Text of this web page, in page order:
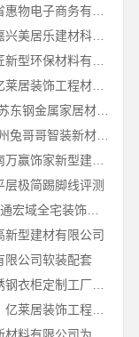
新房装修匠心施工收费多少，嘉兴美居乐建材科技有限公司
无锡旧房安装哪家专业？无锡亿莱居装饰工程材料有限公司经验丰富
轻奢装饰极简踢脚线是什么-江苏东钢金属家居材质解析
装饰毛坯房零增项费用承诺-苏州兔哥哥智装新材料有限公司明码标价
乡村自建居室装修水电规整海南万赢饰家新型建筑材料有限公
极简踢脚线评测
南通海安毛坯装饰公司设计_南通宏域全宅装饰建材有限公司
型建材有限公司
限公司软装配套
基装设计施工一体化哪家专业？亿莱居装饰工程材料有限公司可靠